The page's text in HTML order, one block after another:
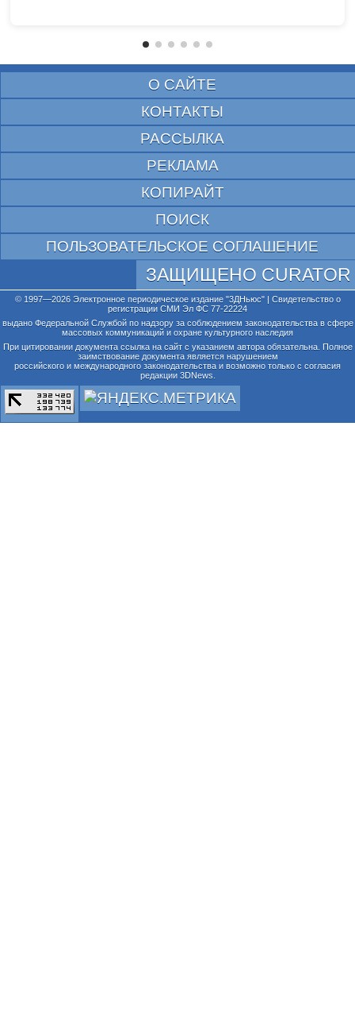
О САЙТЕ
КОНТАКТЫ
РАССЫЛКА
РЕКЛАМА
КОПИРАЙТ
ПОИСК
ПОЛЬЗОВАТЕЛЬСКОЕ СОГЛАШЕНИЕ
ЗАЩИЩЕНО CURATOR
© 1997—2026 Электронное периодическое издание "3ДНьюс" | Свидетельство о
регистрации СМИ Эл ФС 77-22224
выдано Федеральной Службой по надзору за соблюдением законодательства в сфере
массовых коммуникаций и охране культурного наследия
При цитировании документа ссылка на сайт с указанием автора обязательна. Полное
заимствование документа является нарушением
российского и международного законодательства и возможно только с согласия
редакции 3DNews.